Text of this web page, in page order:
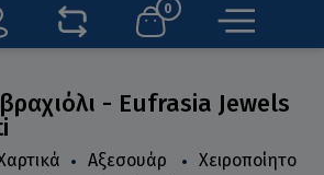
0
- Eufrasia Jewels
Αξεσουάρ
Χειροποίητο